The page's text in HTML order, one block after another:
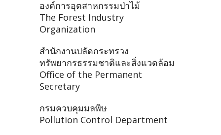
องค์การอุตสาหกรรมป่าไม้
The Forest Industry
Organization
สำนักงานปลัดกระทรวง
ทรัพยากรธรรมชาติและสิ่งแวดล้อม
Office of the Permanent
Secretary
กรมควบคุมมลพิษ
Pollution Control Department